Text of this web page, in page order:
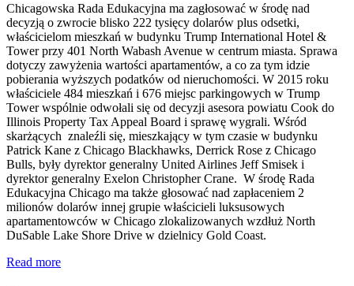
Chicagowska Rada Edukacyjna ma zagłosować w środę nad
decyzją o zwrocie blisko 222 tysięcy dolarów plus odsetki,
właścicielom mieszkań w budynku Trump International Hotel &
Tower przy 401 North Wabash Avenue w centrum miasta. Sprawa
dotyczy zawyżenia wartości apartamentów, a co za tym idzie
pobierania wyższych podatków od nieruchomości. W 2015 roku
właściciele 484 mieszkań i 676 miejsc parkingowych w Trump
Tower wspólnie odwołali się od decyzji asesora powiatu Cook do
Illinois Property Tax Appeal Board i sprawę wygrali. Wśród
skarżących znaleźli się, mieszkający w tym czasie w budynku
Patrick Kane z Chicago Blackhawks, Derrick Rose z Chicago
Bulls, były dyrektor generalny United Airlines Jeff Smisek i
dyrektor generalny Exelon Christopher Crane. W środę Rada
Edukacyjna Chicago ma także głosować nad zapłaceniem 2
milionów dolarów innej grupie właścicieli luksusowych
apartamentowców w Chicago zlokalizowanych wzdłuż North
DuSable Lake Shore Drive w dzielnicy Gold Coast.
Read more